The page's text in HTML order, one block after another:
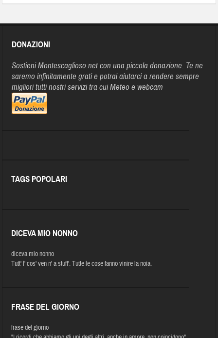
DONAZIONI
Sostieni Montescaglioso.net con una piccola donazione. Te ne
saremo infinitamente grati e potrai aiutarci a rendere sempre
migliori tutti nostri servizi tra cui Meteo e webcam
TAGS POPOLARI
DICEVA MIO NONNO
diceva mio nonno
Tutt' l' cos' ven n' a stuff'. Tutte le cose fanno vinire la noia.
FRASE DEL GIORNO
frase del giorno